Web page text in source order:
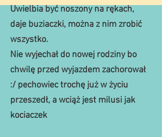
Uwielbia być noszony na rękach,
daje buziaczki, można z nim zrobić
wszystko.
Nie wyjechał do nowej rodziny bo
chwilę przed wyjazdem zachorował
:/ pechowiec trochę już w życiu
przeszedł, a wciąż jest milusi jak
kociaczek